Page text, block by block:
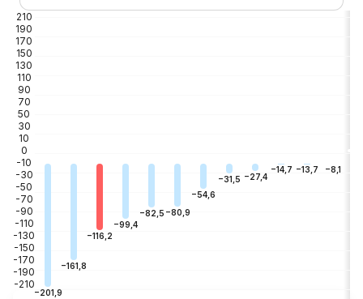
210
190
170
150
130
110
90
70
50
30
10
0
-10
-30
-50
-70
-90
-110
-130
-150
-170
-190
-210
−201,9
−161,8
−116,2
−99,4
−82,5 −80,9
−54,6
−31,5 −27,4
−14,7 −13,7 −8,1